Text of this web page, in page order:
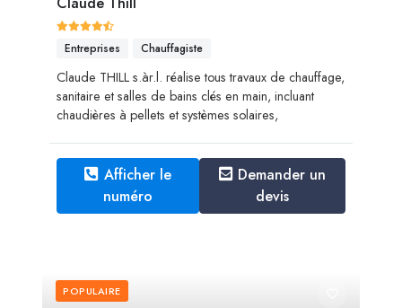
Entreprises Chauffagiste
Claude THILL s.àr.l. réalise tous travaux de chauffage,
sanitaire et salles de bains clés en main, incluant
chaudières à pellets et systèmes solaires,
Afficher le
numéro
Demander un
devis
POPULAIRE